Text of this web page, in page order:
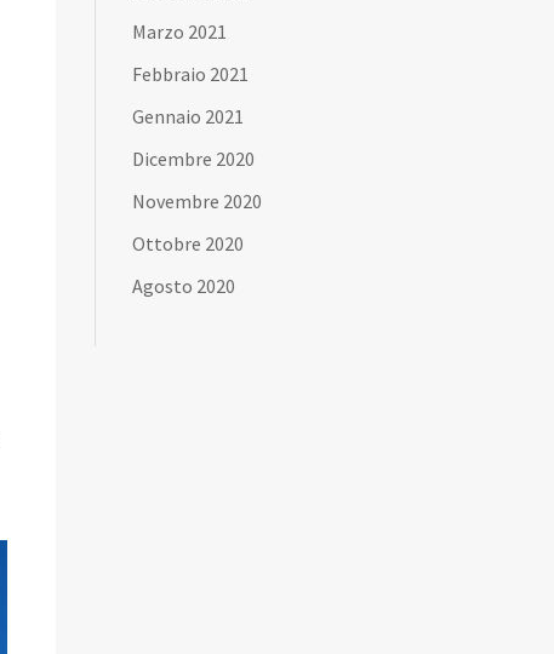
Marzo 2021
Febbraio 2021
Gennaio 2021
Dicembre 2020
Novembre 2020
Ottobre 2020
Agosto 2020